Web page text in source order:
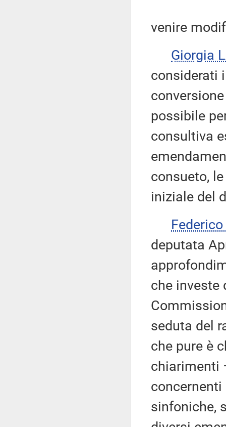
venire
Giorgia
considerati
possibile
consultiva
consueto,
iniziale del
deputata
che investe
seduta del
che pure è
chiarimenti
sinfoniche,